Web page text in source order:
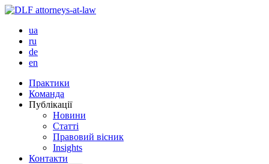
ua
ru
de
en
Практики
Команда
Публікації
Новини
Статті
Правовий вісник
Insights
Контакти